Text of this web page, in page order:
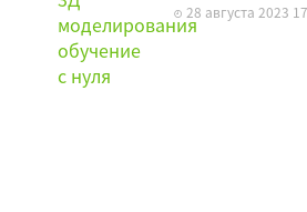
28 августа 2023